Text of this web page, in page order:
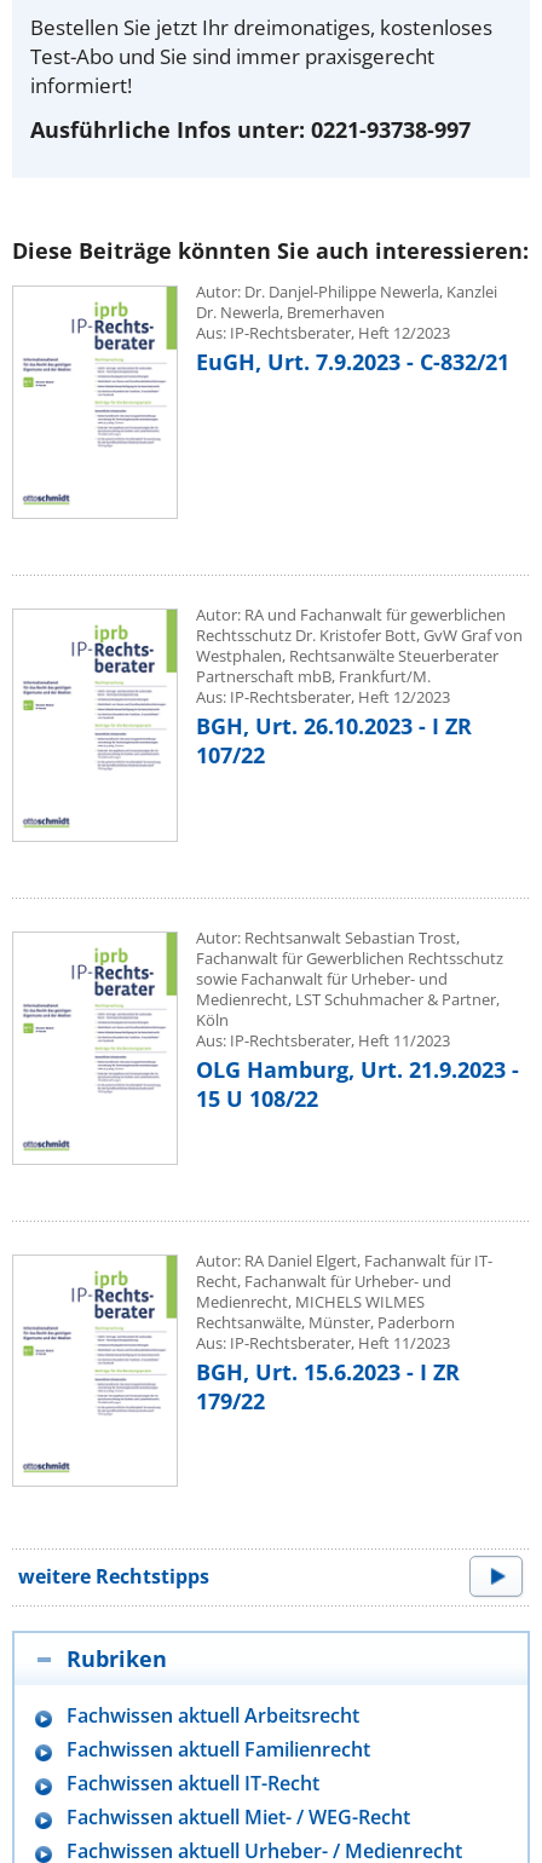
Bestellen Sie jetzt Ihr dreimonatiges, kostenloses
Test-Abo und Sie sind immer praxisgerecht
informiert!
Ausführliche Infos unter: 0221-93738-997
Diese Beiträge könnten Sie auch interessieren:
Autor: Dr. Danjel-Philippe Newerla, Kanzlei
Dr. Newerla, Bremerhaven
Aus: IP-Rechtsberater, Heft 12/2023
EuGH, Urt. 7.9.2023 - C-832/21
Autor: RA und Fachanwalt für gewerblichen
Rechtsschutz Dr. Kristofer Bott, GvW Graf von
Westphalen, Rechtsanwälte Steuerberater
Partnerschaft mbB, Frankfurt/M.
Aus: IP-Rechtsberater, Heft 12/2023
BGH, Urt. 26.10.2023 - I ZR
107/22
Autor: Rechtsanwalt Sebastian Trost,
Fachanwalt für Gewerblichen Rechtsschutz
sowie Fachanwalt für Urheber- und
Medienrecht, LST Schuhmacher & Partner,
Köln
Aus: IP-Rechtsberater, Heft 11/2023
OLG Hamburg, Urt. 21.9.2023 -
15 U 108/22
Autor: RA Daniel Elgert, Fachanwalt für IT-
Recht, Fachanwalt für Urheber- und
Medienrecht, MICHELS WILMES
Rechtsanwälte, Münster, Paderborn
Aus: IP-Rechtsberater, Heft 11/2023
BGH, Urt. 15.6.2023 - I ZR
179/22
weitere Rechtstipps
Rubriken
Fachwissen aktuell Arbeitsrecht
Fachwissen aktuell Familienrecht
Fachwissen aktuell IT-Recht
Fachwissen aktuell Miet- / WEG-Recht
Fachwissen aktuell Urheber- / Medienrecht